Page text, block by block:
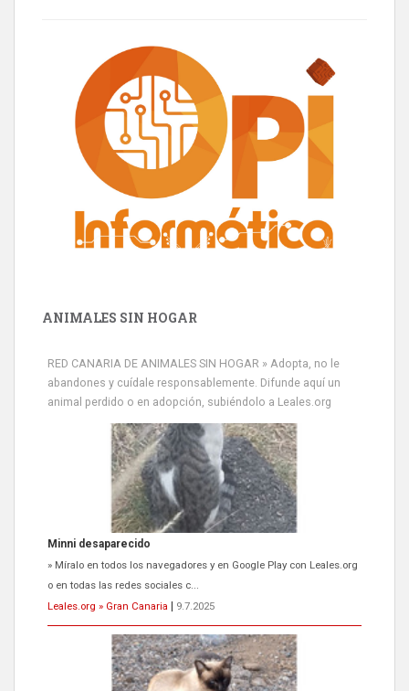
ANIMALES SIN HOGAR
RED CANARIA DE ANIMALES SIN HOGAR » Adopta, no le
abandones y cuídale responsablemente. Difunde aquí un
animal perdido o en adopción, subiéndolo a Leales.org
Minni desaparecido
» Míralo en todos los navegadores y en Google Play con Leales.org
o en todas las redes sociales c...
Leales.org » Gran Canaria
9.7.2025